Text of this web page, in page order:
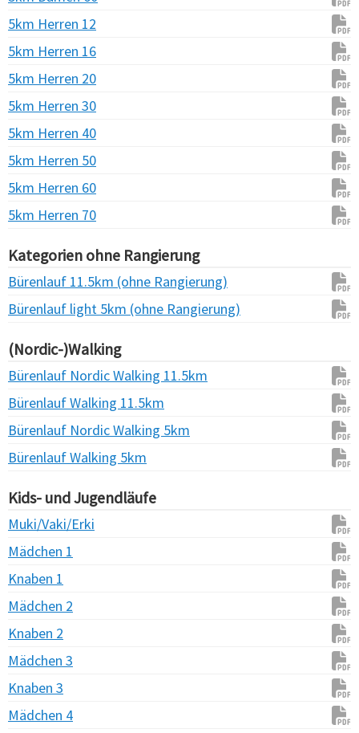
5km Herren 12
5km Herren 16
5km Herren 20
5km Herren 30
5km Herren 40
5km Herren 50
5km Herren 60
5km Herren 70
Kategorien ohne Rangierung
Bürenlauf 11.5km (ohne Rangierung)
Bürenlauf light 5km (ohne Rangierung)
(Nordic-)Walking
Bürenlauf Nordic Walking 11.5km
Bürenlauf Walking 11.5km
Bürenlauf Nordic Walking 5km
Bürenlauf Walking 5km
Kids- und Jugendläufe
Muki/Vaki/Erki
Mädchen 1
Knaben 1
Mädchen 2
Knaben 2
Mädchen 3
Knaben 3
Mädchen 4